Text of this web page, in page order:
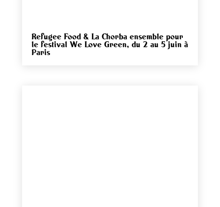
Refugee Food & La Chorba ensemble pour
le festival We Love Green, du 2 au 5 juin à
Paris